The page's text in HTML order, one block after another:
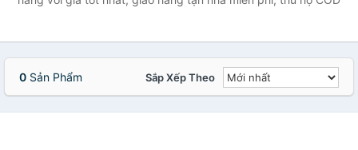
0 Sản Phẩm Sắp Xếp Theo